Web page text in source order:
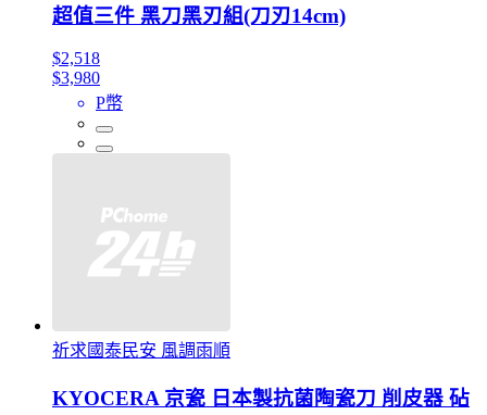
超值三件 黑刀黑刃組(刀刃14cm)
$2,518
$3,980
P幣
祈求國泰民安 風調雨順
KYOCERA 京瓷 日本製抗菌陶瓷刀 削皮器 砧